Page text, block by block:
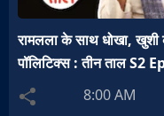
रामलला के साथ धोखा,
पॉलिटिक्स : तीन ताल S2
8:00 AM